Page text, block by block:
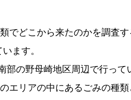
でどこから来たのかを調査
ます。
部の野母崎地区周辺で行って
エリアの中にあるごみの種